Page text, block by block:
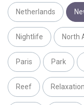
Netherlands
Nightlife North
Paris Park
Reef Relaxation